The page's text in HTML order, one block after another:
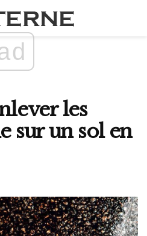
les
sur un sol en